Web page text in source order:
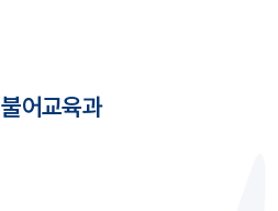
불어교육과